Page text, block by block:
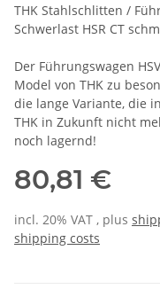
THK Stahlschlitten /
Schwerlast HSR CT
Der Führungswagen
Model von THK zu
die lange Variante, die
THK in Zukunft nicht
noch lagernd!
80,81 €
incl. 20% VAT , plus
shipping costs